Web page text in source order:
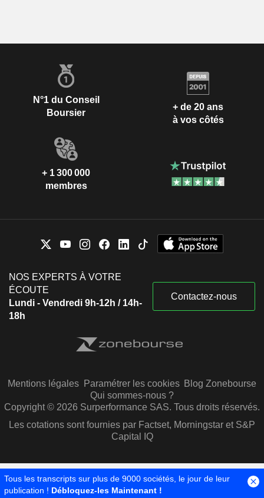
N°1 du Conseil
Boursier
+ de 20 ans
à vos côtés
+ 1 300 000
membres
NOS EXPERTS À VOTRE
ÉCOUTE
Lundi - Vendredi 9h-12h / 14h-
18h
Contactez-nous
Mentions légales Paramétrer les cookies Blog Zonebourse
Qui sommes-nous ?
Copyright © 2026 Surperformance SAS. Tous droits réservés.
Les cotations sont fournies par Factset, Morningstar et S&P
Capital IQ
Tous les transcripts sur plus de 9000 sociétés, le jour de leur
publication ! Débloquez-les Maintenant !